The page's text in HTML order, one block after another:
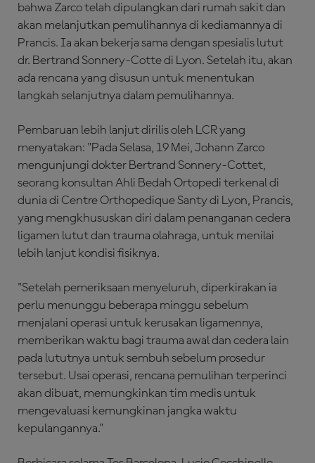
bahwa Zarco telah dipulangkan dari rumah sakit dan
akan melanjutkan pemulihannya di kediamannya di
Prancis. Ia akan bekerja sama dengan spesialis lutut
dr. Bertrand Sonnery-Cotte di Lyon. Setelah itu, akan
ada rencana yang disusun untuk menentukan
langkah selanjutnya dalam pemulihannya.
Pembaruan lebih lanjut dirilis oleh LCR yang
menyatakan: "Pada Selasa, 19 Mei, Johann Zarco
mengunjungi dokter Bertrand Sonnery-Cottet,
seorang konsultan Ahli Bedah Ortopedi terkenal di
dunia di Centre Orthopedique Santy di Lyon, Prancis,
yang mengkhususkan diri dalam penanganan cedera
ligamen lutut dan trauma olahraga, untuk menilai
lebih lanjut kondisi fisiknya.
"Setelah pemeriksaan menyeluruh, diperkirakan ia
perlu menunggu beberapa minggu sebelum
menjalani operasi untuk kerusakan ligamennya,
memberikan waktu bagi trauma awal dan cedera lain
pada lututnya untuk sembuh sebelum prosedur
tersebut. Usai operasi, rencana pemulihan terperinci
akan dibuat, memungkinkan tim medis untuk
mengevaluasi kemungkinan jangka waktu
kepulangannya."